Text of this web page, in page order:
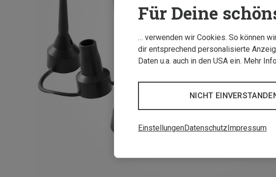
Für Deine
… verwenden wir Cookies. So können
dir entsprechend personalisierte
Daten u.a. auch in den USA ein. Mehr
NICHT
EinstellungenDatenschutz Impressum